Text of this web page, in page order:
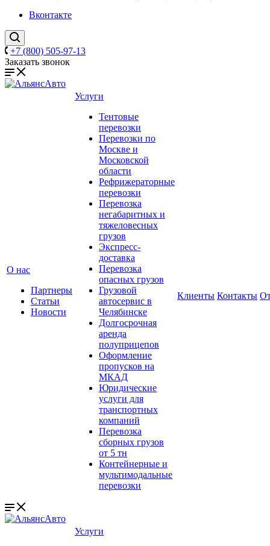
Вконтакте
+7 (800) 505-97-13
Заказать звонок
О нас
Партнеры
Статьи
Новости
Услуги
Тентовые
перевозки
Перевозки по
Москве и
Московской
области
Рефрижераторные
перевозки
Перевозка
негабаритных и
тяжеловесных
грузов
Экспресс-
доставка
Перевозка
опасных грузов
Грузовой
автосервис в
Челябинске
Долгосрочная
аренда
полуприцепов
Оформление
пропусков на
МКАД
Юридические
услуги для
транспортных
компаний
Перевозка
сборных грузов
от 5 тн
Контейнерные и
мультимодальные
перевозки
Клиенты Контакты
Услуги